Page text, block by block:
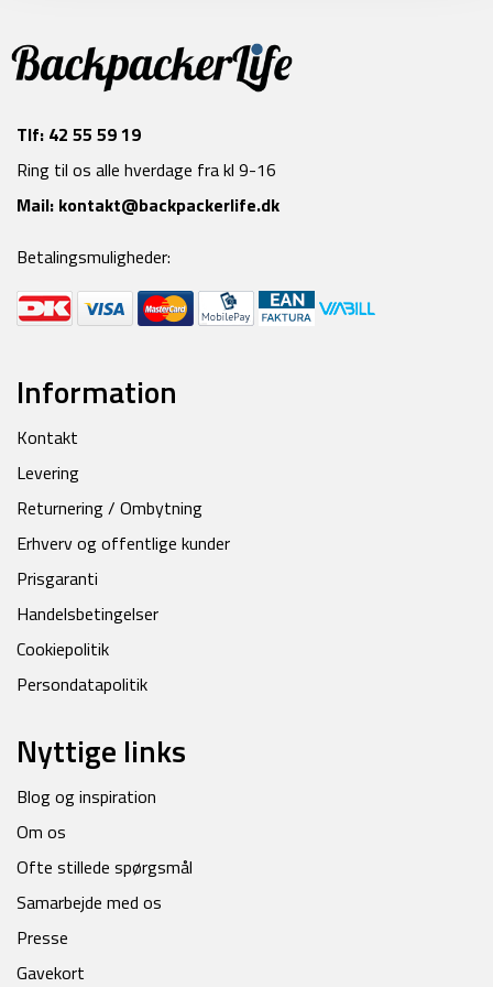
Tlf: 42 55 59 19
Ring til os alle hverdage fra kl 9-16
Mail: kontakt@backpackerlife.dk
Betalingsmuligheder:
Information
Kontakt
Levering
Returnering / Ombytning
Erhverv og offentlige kunder
Prisgaranti
Handelsbetingelser
Cookiepolitik
Persondatapolitik
Nyttige links
Blog og inspiration
Om os
Ofte stillede spørgsmål
Samarbejde med os
Presse
Gavekort